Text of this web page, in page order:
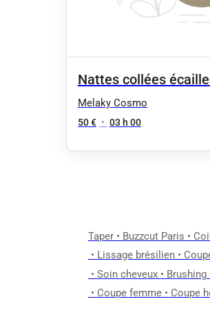
Nattes collées
Melaky Cosmo
50 € • 03 h 00
Taper • Buzzcut Paris •
• Lissage brésilien •
• Soin cheveux • Brushing
• Coupe femme • Coupe